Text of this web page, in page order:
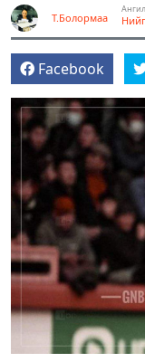
Т.Болормаа
Facebook